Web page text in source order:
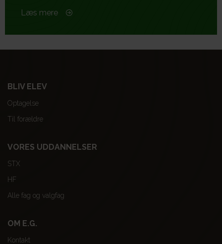
Læs mere
BLIV ELEV
Optagelse
Til forældre
VORES UDDANNELSER
STX
HF
Alle fag og valgfag
OM E.G.
Kontakt